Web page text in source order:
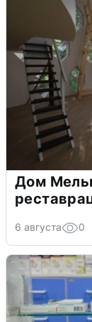
Дом
6 августа 0